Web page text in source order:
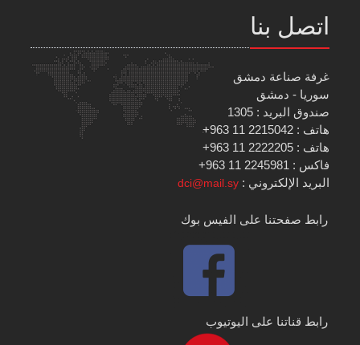
اتصل بنا
غرفة صناعة دمشق
سوريا - دمشق
صندوق البريد : 1305
هاتف : 2215042 11 963+
هاتف : 2222205 11 963+
فاكس : 2245981 11 963+
البريد الإلكتروني :dci@mail.sy
رابط صفحتنا على الفيس بوك
رابط قناتنا على اليوتيوب